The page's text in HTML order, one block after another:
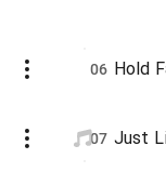
06 Hold
07 Just